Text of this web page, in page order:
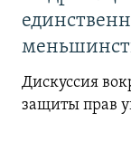
Дискуссия
защиты прав